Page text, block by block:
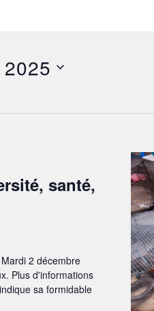
santé,
2 décembre
Plus d'informations
sa formidable